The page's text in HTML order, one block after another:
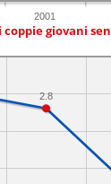
2001
coppie giovani
2.8